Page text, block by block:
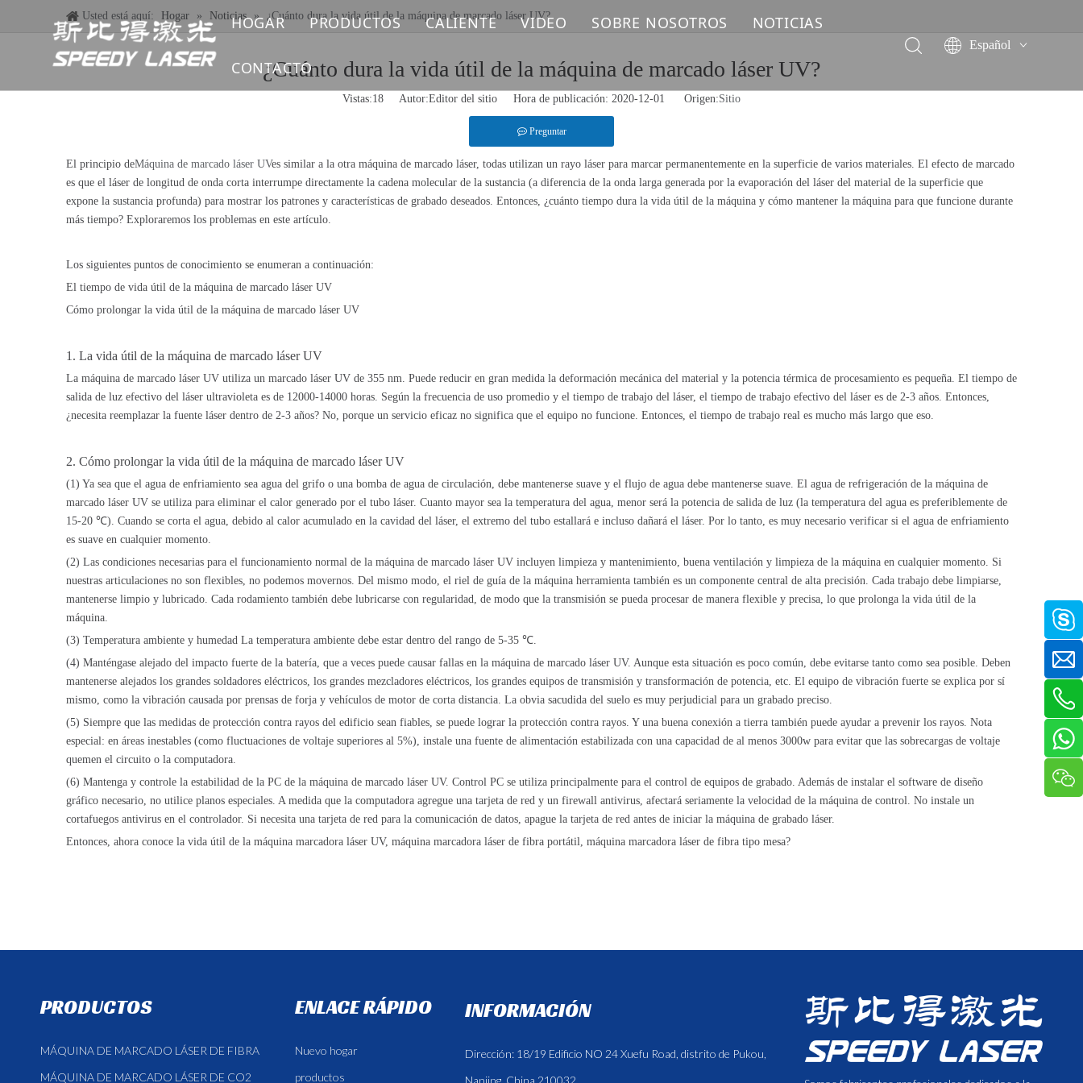
HOGAR PRODUCTOS
MÁQUINA DE MARCADO LÁSER DE FIBRA
MÁQUINA DE MARCADO LÁSER UV
MÁQUINA DE MARCADO LÁSER DE CO2
MÁQUINA DE SOLDADURA LÁSER
MÁQUINA DE CORTE LÁSER DE FIBRA
REPUESTOS LÁSER
CALIENTE
Máquina de marcado láser
Máquina de corte por láser de fibra
VIDEO SOBRE NOSOTROS NOTICIAS
CONTACTO
Español
简体中文
Pусский
Deutsch
Italiano
Usted está aquí: Hogar » Noticias » ¿Cuánto dura la vida útil de la máquina de marcado láser UV?
¿Cuánto dura la vida útil de la máquina de marcado láser UV?
Vistas:18 Autor:Editor del sitio Hora de publicación: 2020-12-01 Origen:Sitio
Preguntar
El principio deMáquina de marcado láser UVes similar a la otra máquina de marcado láser, todas utilizan un rayo láser para marcar permanentemente en la superficie de varios materiales. El efecto de marcado
es que el láser de longitud de onda corta interrumpe directamente la cadena molecular de la sustancia (a diferencia de la onda larga generada por la evaporación del láser del material de la superficie que
expone la sustancia profunda) para mostrar los patrones y características de grabado deseados. Entonces, ¿cuánto tiempo dura la vida útil de la máquina y cómo mantener la máquina para que funcione durante
más tiempo? Exploraremos los problemas en este artículo.
Los siguientes puntos de conocimiento se enumeran a continuación:
El tiempo de vida útil de la máquina de marcado láser UV
Cómo prolongar la vida útil de la máquina de marcado láser UV
1. La vida útil de la máquina de marcado láser UV
La máquina de marcado láser UV utiliza un marcado láser UV de 355 nm. Puede reducir en gran medida la deformación mecánica del material y la potencia térmica de procesamiento es pequeña. El tiempo de
salida de luz efectivo del láser ultravioleta es de 12000-14000 horas. Según la frecuencia de uso promedio y el tiempo de trabajo del láser, el tiempo de trabajo efectivo del láser es de 2-3 años. Entonces,
¿necesita reemplazar la fuente láser dentro de 2-3 años? No, porque un servicio eficaz no significa que el equipo no funcione. Entonces, el tiempo de trabajo real es mucho más largo que eso.
2. Cómo prolongar la vida útil de la máquina de marcado láser UV
(1) Ya sea que el agua de enfriamiento sea agua del grifo o una bomba de agua de circulación, debe mantenerse suave y el flujo de agua debe mantenerse suave. El agua de refrigeración de la máquina de
marcado láser UV se utiliza para eliminar el calor generado por el tubo láser. Cuanto mayor sea la temperatura del agua, menor será la potencia de salida de luz (la temperatura del agua es preferiblemente de
15-20 ℃). Cuando se corta el agua, debido al calor acumulado en la cavidad del láser, el extremo del tubo estallará e incluso dañará el láser. Por lo tanto, es muy necesario verificar si el agua de enfriamiento
es suave en cualquier momento.
(2) Las condiciones necesarias para el funcionamiento normal de la máquina de marcado láser UV incluyen limpieza y mantenimiento, buena ventilación y limpieza de la máquina en cualquier momento. Si
nuestras articulaciones no son flexibles, no podemos movernos. Del mismo modo, el riel de guía de la máquina herramienta también es un componente central de alta precisión. Cada trabajo debe limpiarse,
mantenerse limpio y lubricado. Cada rodamiento también debe lubricarse con regularidad, de modo que la transmisión se pueda procesar de manera flexible y precisa, lo que prolonga la vida útil de la
máquina.
(3) Temperatura ambiente y humedad La temperatura ambiente debe estar dentro del rango de 5-35 ℃.
(4) Manténgase alejado del impacto fuerte de la batería, que a veces puede causar fallas en la máquina de marcado láser UV. Aunque esta situación es poco común, debe evitarse tanto como sea posible. Deben
mantenerse alejados los grandes soldadores eléctricos, los grandes mezcladores eléctricos, los grandes equipos de transmisión y transformación de potencia, etc. El equipo de vibración fuerte se explica por sí
mismo, como la vibración causada por prensas de forja y vehículos de motor de corta distancia. La obvia sacudida del suelo es muy perjudicial para un grabado preciso.
(5) Siempre que las medidas de protección contra rayos del edificio sean fiables, se puede lograr la protección contra rayos. Y una buena conexión a tierra también puede ayudar a prevenir los rayos. Nota
especial: en áreas inestables (como fluctuaciones de voltaje superiores al 5%), instale una fuente de alimentación estabilizada con una capacidad de al menos 3000w para evitar que las sobrecargas de voltaje
quemen el circuito o la computadora.
(6) Mantenga y controle la estabilidad de la PC de la máquina de marcado láser UV. Control PC se utiliza principalmente para el control de equipos de grabado. Además de instalar el software de diseño
gráfico necesario, no utilice planos especiales. A medida que la computadora agregue una tarjeta de red y un firewall antivirus, afectará seriamente la velocidad de la máquina de control. No instale un
cortafuegos antivirus en el controlador. Si necesita una tarjeta de red para la comunicación de datos, apague la tarjeta de red antes de iniciar la máquina de grabado láser.
Entonces, ahora conoce la vida útil de la máquina marcadora láser UV, máquina marcadora láser de fibra portátil, máquina marcadora láser de fibra tipo mesa?
PRODUCTOS
MÁQUINA DE MARCADO LÁSER DE FIBRA
MÁQUINA DE MARCADO LÁSER DE CO2
ENLACE RÁPIDO
Nuevo hogar
productos
INFORMACIÓN
Dirección: 18/19 Edificio NO 24 Xuefu Road, distrito de Pukou,
Nanjing, China.210032